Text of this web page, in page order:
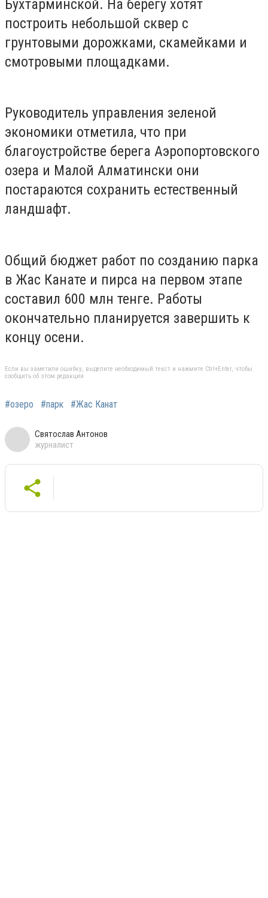
Бухтарминской. На берегу хотят
построить небольшой сквер с
грунтовыми дорожками, скамейками и
смотровыми площадками.
Руководитель управления зеленой
экономики отметила, что при
благоустройстве берега Аэропортовского
озера и Малой Алматински они
постараются сохранить естественный
ландшафт.
Общий бюджет работ по созданию парка
в Жас Канате и пирса на первом этапе
составил 600 млн тенге. Работы
окончательно планируется завершить к
концу осени.
Если вы заметили ошибку, выделите необходимый текст и нажмите Ctrl+Enter, чтобы
сообщить об этом редакции
#озеро #парк #Жас Канат
Святослав Антонов
журналист